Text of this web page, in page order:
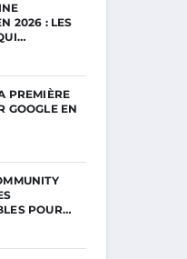
2026 : LES
PREMIÈRE
GOOGLE EN
POUR…